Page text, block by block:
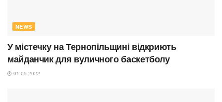
NEWS
У містечку на Тернопільщині відкриють
майданчик для вуличного баскетболу
01.05.2022